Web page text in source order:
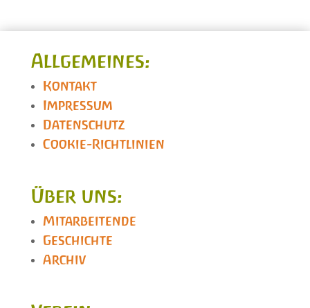
Allgemeines:
Kontakt
Impressum
Datenschutz
Cookie-Richtlinien
Über uns:
Mitarbeitende
Geschichte
Archiv